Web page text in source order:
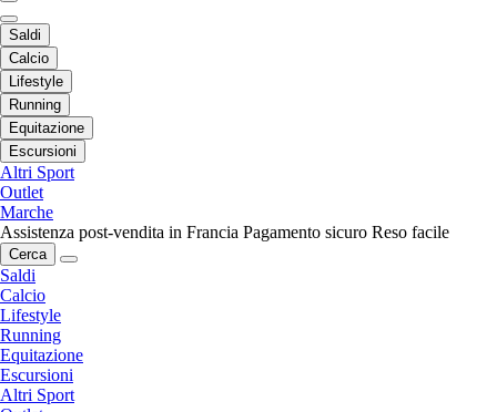
Saldi
Calcio
Lifestyle
Running
Equitazione
Escursioni
Altri Sport
Outlet
Marche
Assistenza post-vendita in Francia Pagamento sicuro Reso facile
Cerca
Saldi
Calcio
Lifestyle
Running
Equitazione
Escursioni
Altri Sport